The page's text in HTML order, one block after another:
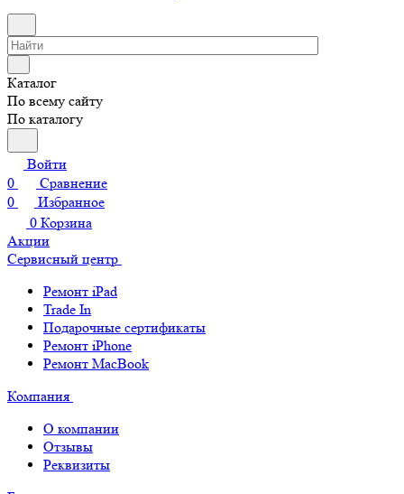
Каталог
По всему сайту
По каталогу
Войти
0
Сравнение
0
Избранное
0 Корзина
Акции
Сервисный центр
Ремонт iPad
Trade In
Подарочные сертификаты
Ремонт iPhone
Ремонт MacBook
Компания
О компании
Отзывы
Реквизиты